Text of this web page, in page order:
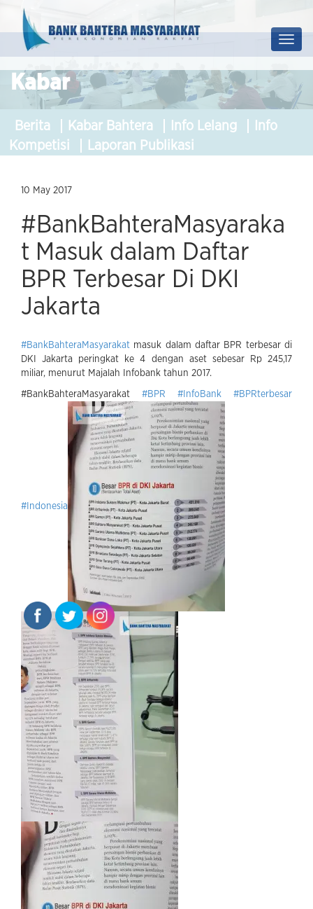
Prof
Kabar
Berita Kabar Bahtera Info Lelang
Info
Kompetisi
Laporan Publikasi
10 May 2017
#BankBahteraMasyaraka
t Masuk dalam Daftar
BPR Terbesar Di DKI
Jakarta
#BankBahteraMasyarakat masuk dalam daftar BPR terbesar di
DKI Jakarta peringkat ke 4 dengan aset sebesar Rp 245,17
miliar, menurut Majalah Infobank tahun 2017.
#BankBahteraMasyarakat #BPR # InfoBank #BPRterbesar
# Indonesia